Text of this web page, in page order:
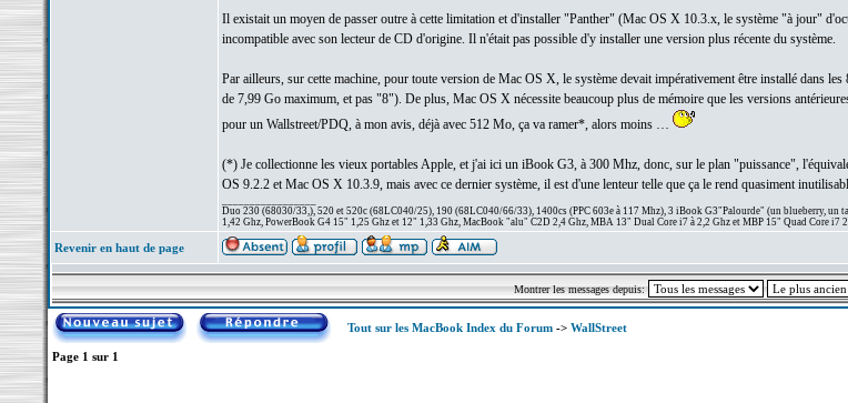
Il existait un moyen de passer outre à cette limitation et d'installer "Panther" (Mac OS X 10.3.x, le système "à jour"
incompatible avec son lecteur de CD d'origine. Il n'était pas possible d'y installer une version plus récente du système.
Par ailleurs, sur cette machine, pour toute version de Mac OS X, le système devait impérativement être installé dans
de 7,99 Go maximum, et pas "8"). De plus, Mac OS X nécessite beaucoup plus de mémoire que les versions
pour un Wallstreet/PDQ, à mon avis, déjà avec 512 Mo, ça va ramer*, alors moins …
(*) Je collectionne les vieux portables Apple, et j'ai ici un iBook G3, à 300 Mhz, donc, sur le plan "puissance",
OS 9.2.2 et Mac OS X 10.3.9, mais avec ce dernier système, il est d'une lenteur telle que ça le rend quasiment
Duo 230 (68030/33,), 520 et 520c (68LC040/25), 190 (68LC040/66/33), 1400cs (PPC 603e à 117 Mhz), 3 iBook G3"Palourde" (un blueberry,
1,42 Ghz, PowerBook G4 15" 1,25 Ghz et 12" 1,33 Ghz, MacBook "alu" C2D 2,4 Ghz, MBA 13" Dual Core i7 à 2,2 Ghz et MBP 15" Quad Core i7
Revenir en haut de page
Montrer les messages depuis:
Tout sur les MacBook Index du Forum-> WallStreet
Page 1 sur 1